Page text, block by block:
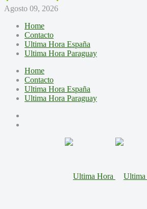
Agosto 09, 2026
Home
Contacto
Ultima Hora España
Ultima Hora Paraguay
Home
Contacto
Ultima Hora España
Ultima Hora Paraguay